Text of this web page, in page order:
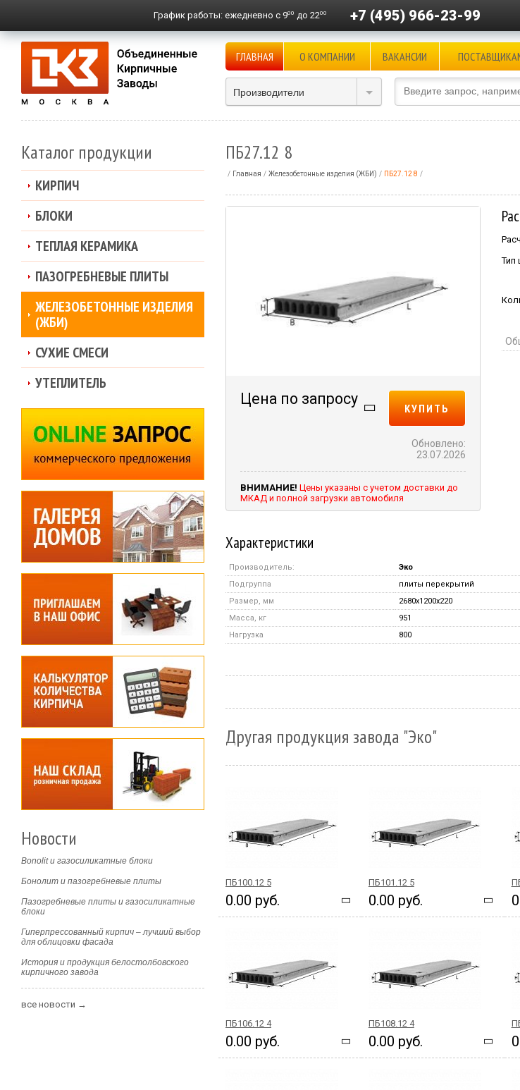
График работы: ежедневно с 900 до 2200 +7 (495) 966-23-99
ГЛАВНАЯ О КОМПАНИИ ВАКАНСИИ
Производители
ПБ27.12 8
Главная Железобетонные изделия (ЖБИ) ПБ27.12 8
Цена по запросу
КУПИТЬ
Обновлено:
23.07.2026
ВНИМАНИЕ! Цены указаны с учетом доставки до
МКАД и полной загрузки автомобиля
Тип
Характеристики
Производитель:
Эко
Подгруппа
плиты перекрытий
Размер, мм
2680x1200x220
Масса, кг
951
Нагрузка
800
Другая продукция завода "Эко"
ПБ100.12 5
0.00 руб.
ПБ101.12 5
0.00 руб.
ПБ106.12 4
0.00 руб.
ПБ108.12 4
0.00 руб.
Каталог продукции
КИРПИЧ
БЛОКИ
ТЕПЛАЯ КЕРАМИКА
ПАЗОГРЕБНЕВЫЕ ПЛИТЫ
ЖЕЛЕЗОБЕТОННЫЕ ИЗДЕЛИЯ
(ЖБИ)
СУХИЕ СМЕСИ
УТЕПЛИТЕЛЬ
Новости
Bonolit и газосиликатные блоки
Бонолит и пазогребневые плиты
Пазогребневые плиты и газосиликатные
блоки
Гиперпрессованный кирпич – лучший выбор
для облицовки фасада
История и продукция белостолбовского
кирпичного завода
все новости →